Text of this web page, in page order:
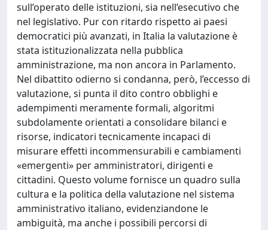
sull’operato delle istituzioni, sia nell’esecutivo che
nel legislativo. Pur con ritardo rispetto ai paesi
democratici più avanzati, in Italia la valutazione è
stata istituzionalizzata nella pubblica
amministrazione, ma non ancora in Parlamento.
Nel dibattito odierno si condanna, però, l’eccesso di
valutazione, si punta il dito contro obblighi e
adempimenti meramente formali, algoritmi
subdolamente orientati a consolidare bilanci e
risorse, indicatori tecnicamente incapaci di
misurare effetti incommensurabili e cambiamenti
«emergenti» per amministratori, dirigenti e
cittadini. Questo volume fornisce un quadro sulla
cultura e la politica della valutazione nel sistema
amministrativo italiano, evidenziandone le
ambiguità, ma anche i possibili percorsi di